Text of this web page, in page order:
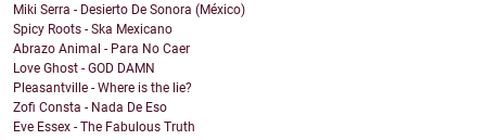
Miki Serra - Desierto De Sonora (México)
Spicy Roots - Ska Mexicano
Abrazo Animal - Para No Caer
Love Ghost - GOD DAMN
Pleasantville - Where is the lie?
Zofi Consta - Nada De Eso
Eve Essex - The Fabulous Truth